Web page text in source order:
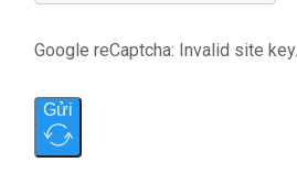
Google reCaptcha: Invalid site key.
Gửi